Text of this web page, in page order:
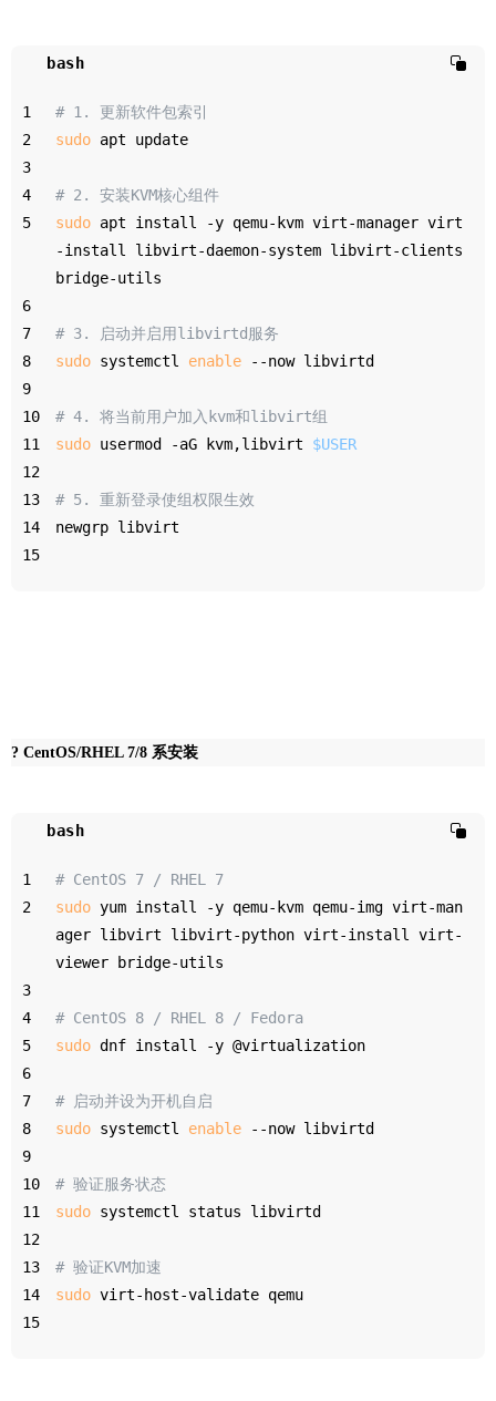
bash
1
# 1. 更新软件包索引
2
sudo apt update
3
4
# 2. 安装KVM核心组件
5
sudo apt install -y qemu-kvm virt-manager virt
-install libvirt-daemon-system libvirt-clients
bridge-utils
6
7
# 3. 启动并启用libvirtd服务
8
sudo systemctl enable --now libvirtd
9
10
# 4. 将当前用户加入kvm和libvirt组
11
sudo usermod -aG kvm,libvirt $USER
12
13
# 5. 重新登录使组权限生效
14
newgrp libvirt
15
? CentOS/RHEL 7/8 系安装
bash
1
# CentOS 7 / RHEL 7
2
sudo yum install -y qemu-kvm qemu-img virt-man
ager libvirt libvirt-python virt-install virt-
viewer bridge-utils
3
4
# CentOS 8 / RHEL 8 / Fedora
5
sudo dnf install -y @virtualization
6
7
# 启动并设为开机自启
8
sudo systemctl enable --now libvirtd
9
10
# 验证服务状态
11
sudo systemctl status libvirtd
12
13
# 验证KVM加速
14
sudo virt-host-validate qemu
15